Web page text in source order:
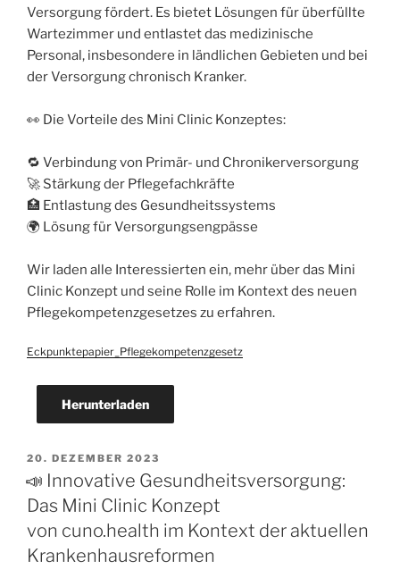
Versorgung fördert. Es bietet Lösungen für überfüllte
Wartezimmer und entlastet das medizinische
Personal, insbesondere in ländlichen Gebieten und bei
der Versorgung chronisch Kranker.
👀 Die Vorteile des Mini Clinic Konzeptes:
🔁 Verbindung von Primär- und Chronikerversorgung
🚀 Stärkung der Pflegefachkräfte
🏥 Entlastung des Gesundheitssystems
🌍 Lösung für Versorgungsengpässe
Wir laden alle Interessierten ein, mehr über das Mini
Clinic Konzept und seine Rolle im Kontext des neuen
Pflegekompetenzgesetzes zu erfahren.
Eckpunktepapier_Pflegekompetenzgesetz
Herunterladen
20. DEZEMBER 2023
📣 Innovative Gesundheitsversorgung:
Das Mini Clinic Konzept
von cuno.health im Kontext der aktuellen
Krankenhausreformen